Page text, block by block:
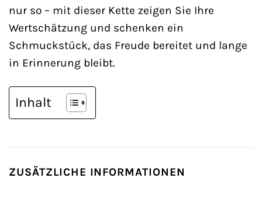
nur so – mit dieser Kette zeigen Sie Ihre
Wertschätzung und schenken ein
Schmuckstück, das Freude bereitet und lange
in Erinnerung bleibt.
Inhalt
ZUSÄTZLICHE INFORMATIONEN